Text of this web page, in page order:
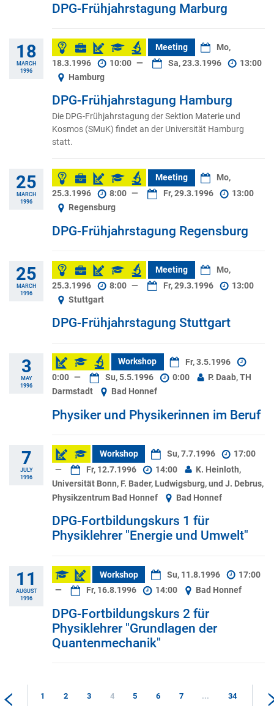
DPG-Frühjahrstagung Marburg
18
MARCH
1996
Meeting
Mo,
18.3.1996
10:00 — Sa, 23.3.1996
13:00
Hamburg
DPG-Frühjahrstagung Hamburg
Die DPG-Frühjahrstagung der Sektion Materie und
Kosmos (SMuK) findet an der Universität Hamburg
statt.
25
MARCH
1996
Meeting
Mo,
25.3.1996
8:00 — Fr, 29.3.1996
13:00
Regensburg
DPG-Frühjahrstagung Regensburg
25
MARCH
1996
Meeting
Mo,
25.3.1996
8:00 — Fr, 29.3.1996
13:00
Stuttgart
DPG-Frühjahrstagung Stuttgart
3
MAY
1996
Workshop
Fr, 3.5.1996
0:00 — Su, 5.5.1996 0:00
P. Daab, TH
Darmstadt
Bad Honnef
Physiker und Physikerinnen im Beruf
7
JULY
1996
Workshop Su, 7.7.1996
17:00
—
Fr, 12.7.1996 14:00
K. Heinloth,
Universität Bonn, F. Bader, Ludwigsburg, und J. Debrus,
Physikzentrum Bad Honnef
Bad Honnef
DPG-Fortbildungskurs 1 für
Physiklehrer "Energie und Umwelt"
11
AUGUST
1996
Workshop Su, 11.8.1996
17:00
—
Fr, 16.8.1996 14:00 Bad Honnef
DPG-Fortbildungskurs 2 für
Physiklehrer "Grundlagen der
Quantenmechanik"
1 2 3 4 5 6 7 ... 34